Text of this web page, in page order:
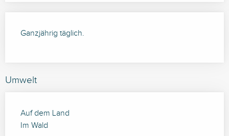
Ganzjährig täglich.
Umwelt
Auf dem Land
Im Wald